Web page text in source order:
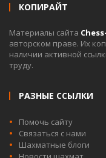
КОПИРАЙТ
Материалы сайта
авторском праве. Их
наличии активной
труду.
РАЗНЫЕ ССЫЛКИ
Помочь сайту
Связаться с нами
Шахматные блоги